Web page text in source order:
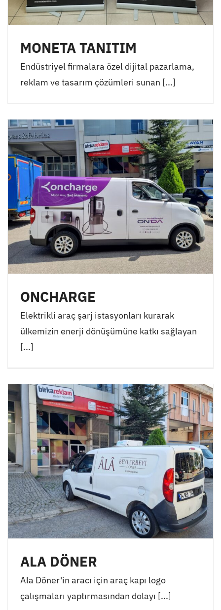
MONETA TANITIM
Endüstriyel firmalara özel dijital pazarlama,
reklam ve tasarım çözümleri sunan [...]
ONCHARGE
Elektrikli araç şarj istasyonları kurarak
ülkemizin enerji dönüşümüne katkı sağlayan
[...]
ALA DÖNER
Ala Döner'in aracı için araç kapı logo
çalışmaları yaptırmasından dolayı [...]